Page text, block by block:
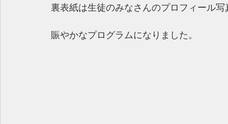
裏表紙は生徒のみなさんのプロフィール写
賑やかなプログラムになりました。